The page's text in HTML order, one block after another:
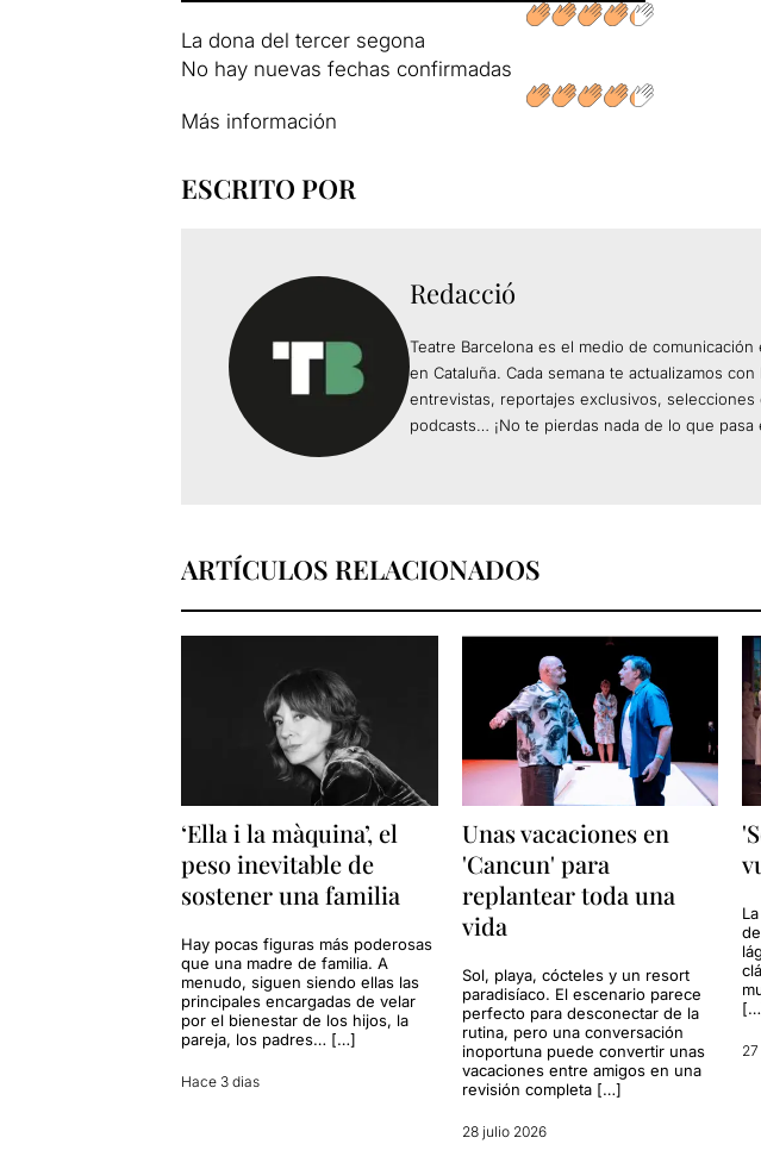
La dona del tercer segona
No hay nuevas fechas confirmadas
Más información
ESCRITO POR
Redacció
Teatre Barcelona es el medio de
en Cataluña. Cada semana te actualizamos
entrevistas, reportajes exclusivos, selecciones
podcasts… ¡No te pierdas nada de lo que pasa
ARTÍCULOS RELACIONADOS
‘Ella i la màquina’, el
peso inevitable de
sostener una familia
Hay pocas figuras más poderosas
que una madre de familia. A
menudo, siguen siendo ellas las
principales encargadas de velar
por el bienestar de los hijos, la
pareja, los padres… […]
Hace 3 dias
Unas vacaciones en
'Cancun' para
replantear toda una
vida
Sol, playa, cócteles y un resort
paradisíaco. El escenario parece
perfecto para desconectar de la
rutina, pero una conversación
inoportuna puede convertir unas
vacaciones entre amigos en una
revisión completa […]
28 julio 2026